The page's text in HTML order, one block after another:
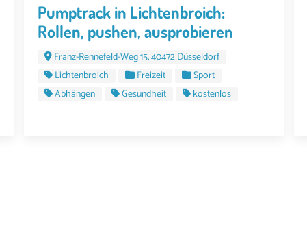
Pumptrack in Lichtenbroich:
Rollen, pushen, ausprobieren
Franz-Rennefeld-Weg 15, 40472 Düsseldorf
Lichtenbroich
Freizeit
Sport
Abhängen
Gesundheit kostenlos